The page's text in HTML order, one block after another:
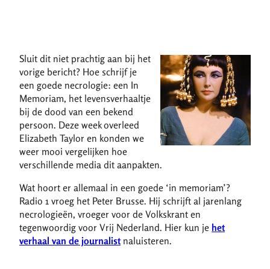
Sluit dit niet prachtig aan bij het
vorige bericht? Hoe schrijf je
een goede necrologie: een In
Memoriam, het levensverhaaltje
bij de dood van een bekend
persoon. Deze week overleed
Elizabeth Taylor en konden we
weer mooi vergelijken hoe
verschillende media dit aanpakten.
Wat hoort er allemaal in een goede ‘in memoriam’?
Radio 1 vroeg het Peter Brusse. Hij schrijft al jarenlang
necrologieën, vroeger voor de Volkskrant en
tegenwoordig voor Vrij Nederland. Hier kun je het
verhaal van de journalistnaluisteren.